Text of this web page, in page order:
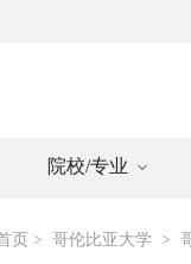
院校/专业
页 > 哥伦比亚大学 >